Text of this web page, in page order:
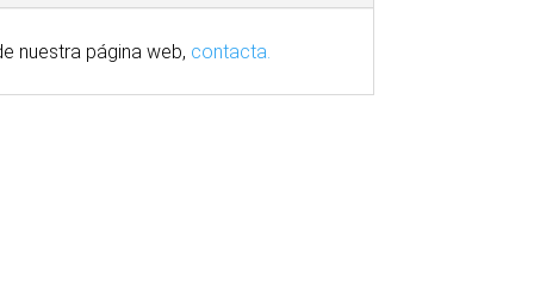
nuestra página web, contacta.